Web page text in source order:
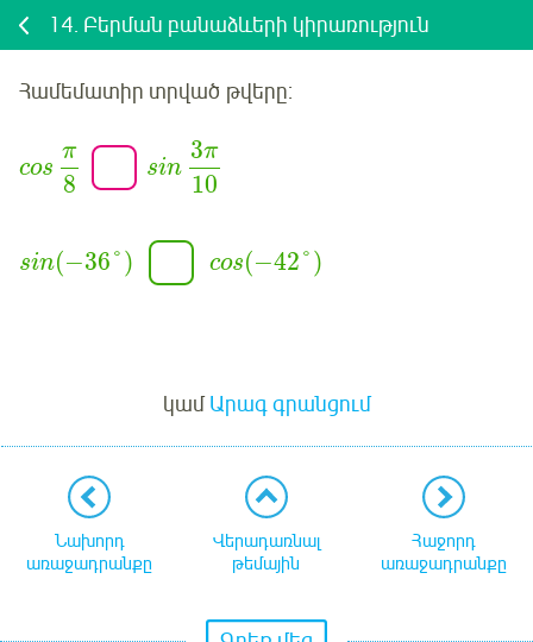
14. Բերման բանաձևերի կիրառություն
Համեմատիր տրված թվերը:
cos
π
8
sin
3π
10
sin(−36° ) cos(−42° )
կամԱրագ գրանցում
Նախորդ
առաջադրանքը
Վերադառնալ
թեմային
Հաջորդ
առաջադրանքը